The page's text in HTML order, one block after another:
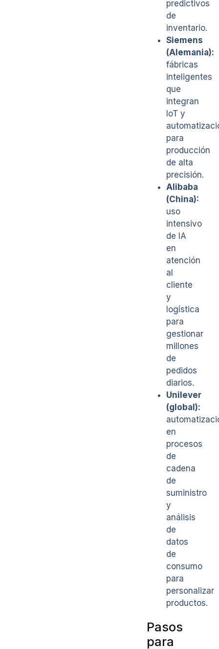
predictivos
de
inventario.
Siemens
(Alemania):
fábricas
inteligentes
que
integran
IoT y
para
producción
de alta
precisión.
Alibaba
(China):
uso
intensivo
de IA
en
atención
al
cliente
y
logística
para
gestionar
millones
de
pedidos
diarios.
Unilever
(global):
en
procesos
de
cadena
de
suministro
y
análisis
de
datos
de
consumo
para
personalizar
productos.
Pasos
para